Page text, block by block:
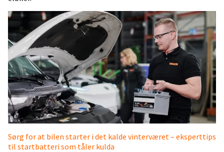
Sørg for at bilen starter i det kalde vinterværet – eksperttips
til startbatteri som tåler kulda